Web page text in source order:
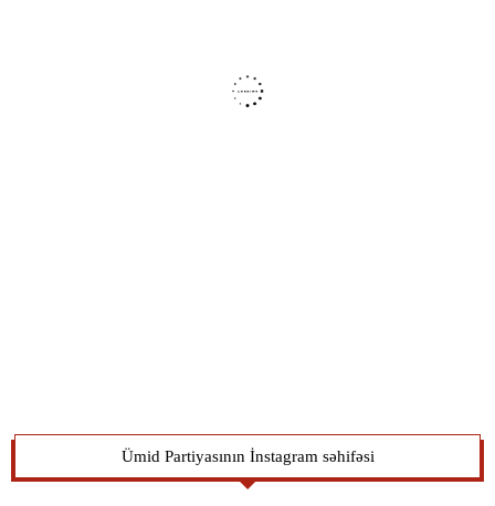
Ümid Partiyasının İnstagram səhifəsi